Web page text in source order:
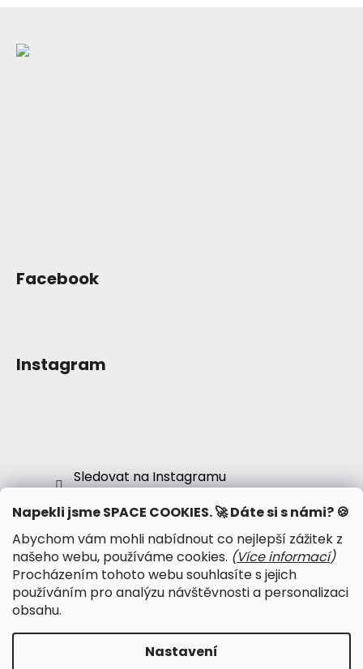
Napekli jsme SPACE COOKIES. 🚀 Dáte si s námi? 🍪
Abychom vám mohli nabídnout co nejlepší zážitek z
našeho webu, používáme cookies. (Více informací)
Procházením tohoto webu souhlasíte s jejich
používáním pro analýzu návštěvnosti a personalizaci
obsahu.
Nastavení
Facebook
Instagram
Sledovat na Instagramu
● Obchodní podmínky
● Podmínky ochrany osobních údajů
● Kalendář psy-událostí